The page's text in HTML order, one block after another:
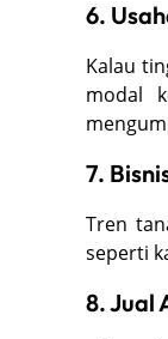
6.
Kalau
modal
7.
Tren
seperti
8. Jual